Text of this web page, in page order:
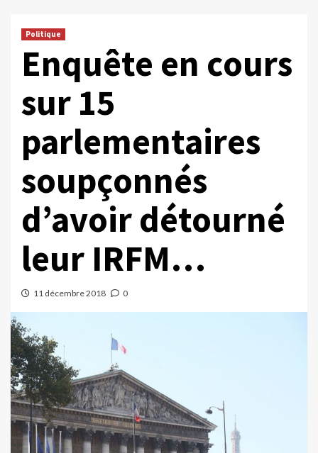
Politique
Enquête en cours
sur 15
parlementaires
soupçonnés
d’avoir détourné
leur IRFM…
11 décembre 2018 0